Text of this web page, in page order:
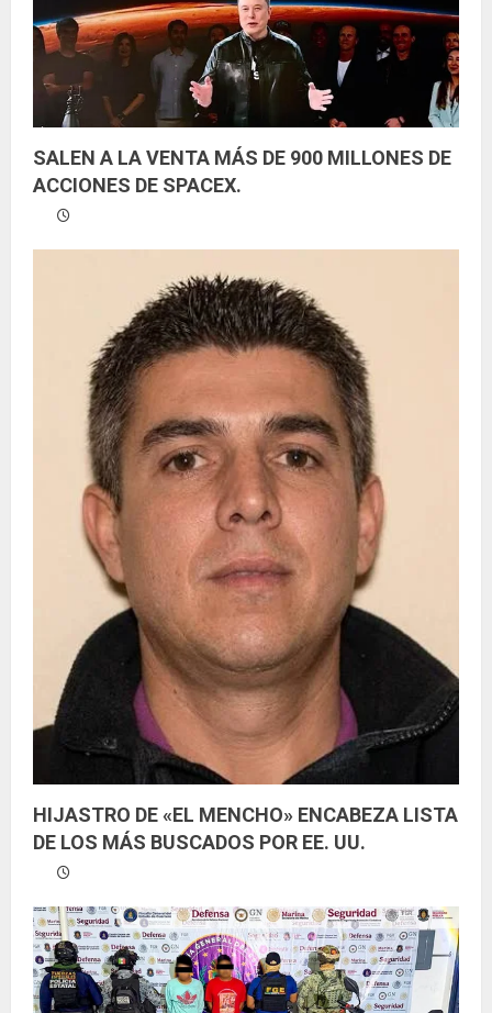
d
o
SALEN A LA VENTA MÁS DE 900 MILLONES DE
ACCIONES DE SPACEX.
HIJASTRO DE «EL MENCHO» ENCABEZA LISTA
DE LOS MÁS BUSCADOS POR EE. UU.